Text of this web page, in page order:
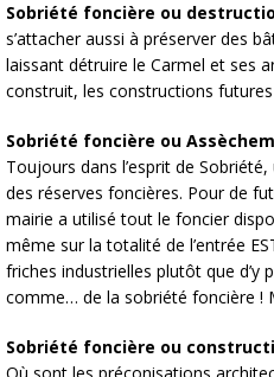
Sobriété foncière ou
s’attacher aussi à préserver des
laissant détruire le Carmel et ses
construit, les constructions
Sobriété foncière ou
Toujours dans l’esprit de
des réserves foncières. Pour de
mairie a utilisé tout le foncier
même sur la totalité de l’entrée
friches industrielles plutôt que d’y
comme… de la sobriété foncière !
Sobriété foncière ou